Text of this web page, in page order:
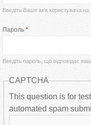
в
н
н
Введіть Ваше ім’я користувача на
Пароль *
Введіть пароль, що відповідає
CAPTCHA
This question is for
automated spam